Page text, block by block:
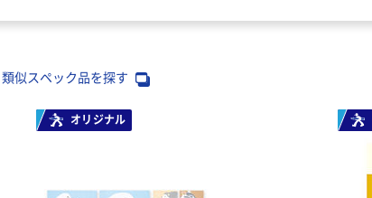
類似スペック品を探す
オリジナル